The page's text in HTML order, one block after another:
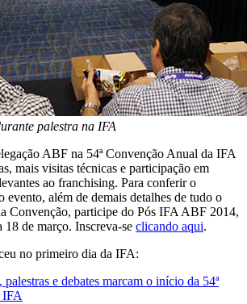
palestra na IFA
ABF na 54ª Convenção Anual da IFA
mais visitas técnicas e participação em
ao franchising. Para conferir o
evento, além de demais detalhes de tudo o
Convenção, participe do Pós IFA ABF 2014,
18 de março. Inscreva-se clicando aqui.
no primeiro dia da IFA:
e debates marcam o início da 54ª
IFA